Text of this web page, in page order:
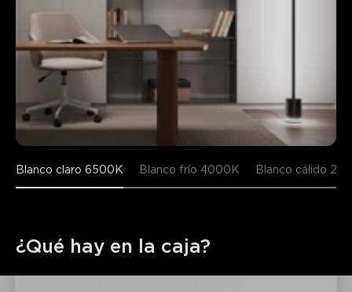
Blanco claro 6500K Blanco frío 4000K Blanco cálido
¿Qué hay en la caja?